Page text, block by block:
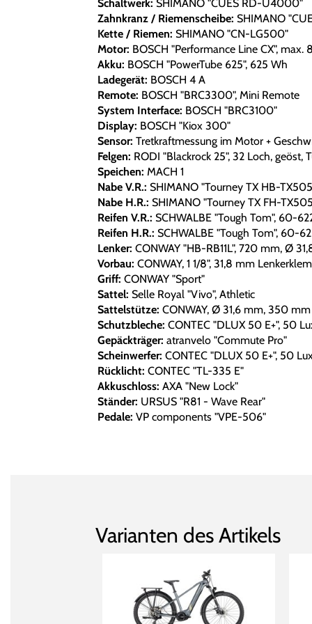
Schaltwerk: SHIMANO "CUES RD-U4000"
Zahnkranz / Riemenscheibe: SHIMANO
Kette / Riemen: SHIMANO "CN-LG500"
Motor: BOSCH "Performance Line CX", max.
Akku: BOSCH "PowerTube 625", 625 Wh
Ladegerät: BOSCH 4 A
Remote: BOSCH "BRC3300", Mini Remote
System Interface: BOSCH "BRC3100"
Display: BOSCH "Kiox 300"
Sensor: Tretkraftmessung im Motor +
Felgen: RODI "Blackrock 25", 32 Loch, geöst,
Speichen: MACH 1
Nabe V.R.: SHIMANO "Tourney TX HB-
Nabe H.R.: SHIMANO "Tourney TX FH-
Reifen V.R.: SCHWALBE "Tough Tom", 60-
Reifen H.R.: SCHWALBE "Tough Tom", 60-
Lenker: CONWAY "HB-RB11L", 720 mm, Ø
Vorbau: CONWAY, 1 1/8", 31,8 mm
Griff: CONWAY "Sport"
Sattel: Selle Royal "Vivo", Athletic
Sattelstütze: CONWAY, Ø 31,6 mm, 350
Schutzbleche: CONTEC "DLUX 50 E+", 50
Gepäckträger: atranvelo "Commute Pro"
Scheinwerfer: CONTEC "DLUX 50 E+", 50
Rücklicht: CONTEC "TL-335 E"
Akkuschloss: AXA "New Lock"
Ständer: URSUS "R81 - Wave Rear"
Pedale: VP components "VPE-506"
Varianten des Artikels